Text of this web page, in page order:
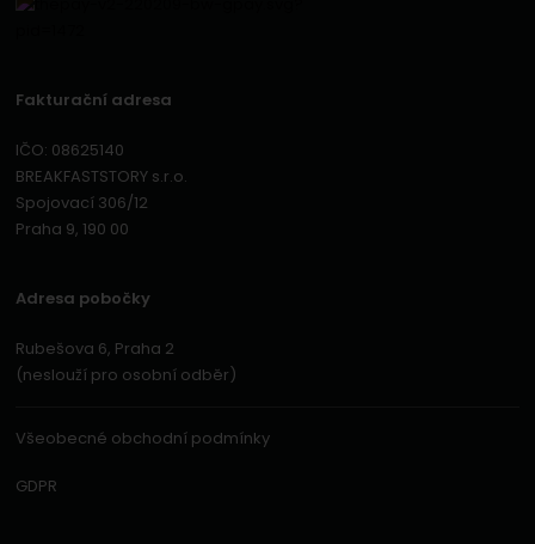
Fakturační adresa
IČO: 08625140
BREAKFASTSTORY s.r.o.
Spojovací 306/12
Praha 9, 190 00
Adresa pobočky
Rubešova 6, Praha 2
(neslouží pro osobní odběr)
Všeobecné obchodní podmínky
GDPR